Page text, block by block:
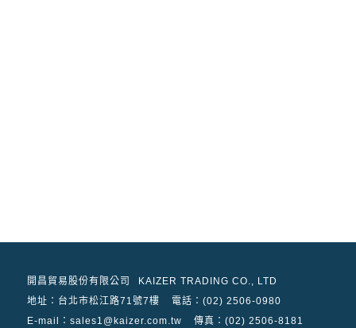
開昌貿易股份有限公司
KAIZER TRADING CO., LTD
地址： 台北市松江路71號7樓
電話：(02) 2506-0980
E-mail：sales1@kaizer.com.tw
傳真：(02) 2506-8181